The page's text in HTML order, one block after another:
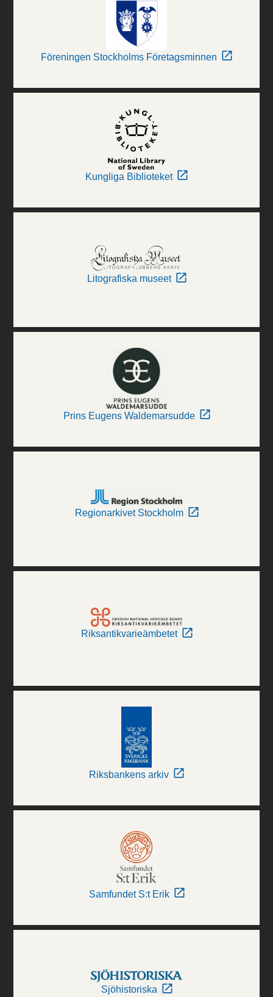
Föreningen Stockholms Företagsminnen
Kungliga Biblioteket
Litografiska museet
Prins Eugens Waldemarsudde
Regionarkivet Stockholm
Riksantikvarieämbetet
Riksbankens arkiv
Samfundet S:t Erik
Sjöhistoriska